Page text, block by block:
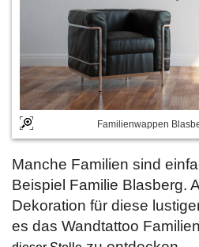
Familienwappen
Manche Familien sind
Beispiel Familie Blasberg.
Dekoration für diese
es das Wandtattoo